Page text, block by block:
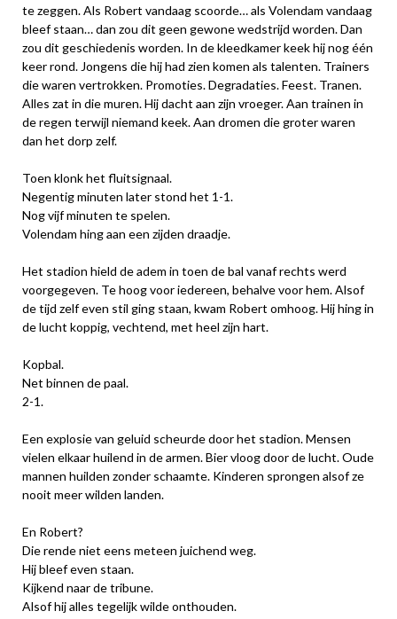
te zeggen. Als Robert vandaag scoorde… als Volendam vandaag
bleef staan… dan zou dit geen gewone wedstrijd worden. Dan
zou dit geschiedenis worden. In de kleedkamer keek hij nog één
keer rond. Jongens die hij had zien komen als talenten. Trainers
die waren vertrokken. Promoties. Degradaties. Feest. Tranen.
Alles zat in die muren. Hij dacht aan zijn vroeger. Aan trainen in
de regen terwijl niemand keek. Aan dromen die groter waren
dan het dorp zelf.
Toen klonk het fluitsignaal.
Negentig minuten later stond het 1-1.
Nog vijf minuten te spelen.
Volendam hing aan een zijden draadje.
Het stadion hield de adem in toen de bal vanaf rechts werd
voorgegeven. Te hoog voor iedereen, behalve voor hem. Alsof
de tijd zelf even stil ging staan, kwam Robert omhoog. Hij hing in
de lucht koppig, vechtend, met heel zijn hart.
Kopbal.
Net binnen de paal.
2-1.
Een explosie van geluid scheurde door het stadion. Mensen
vielen elkaar huilend in de armen. Bier vloog door de lucht. Oude
mannen huilden zonder schaamte. Kinderen sprongen alsof ze
nooit meer wilden landen.
En Robert?
Die rende niet eens meteen juichend weg.
Hij bleef even staan.
Kijkend naar de tribune.
Alsof hij alles tegelijk wilde onthouden.